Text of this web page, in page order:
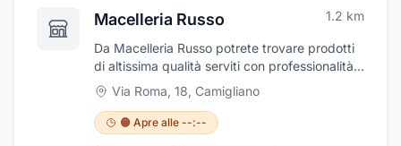
Macelleria Russo 1.2 km
Da Macelleria Russo potrete trovare prodotti
di altissima qualità serviti con professionalità e
cortesia. La passione e la cura nelle selezioni
delle carni, ci permette di offire il meglio ai
nostri clienti. Oltre ad un'ampia ed accurata
scelta di carni, potrete trovari tanti prodotti
Via Roma, 18, Camigliano
🟠 Apre alle --:--